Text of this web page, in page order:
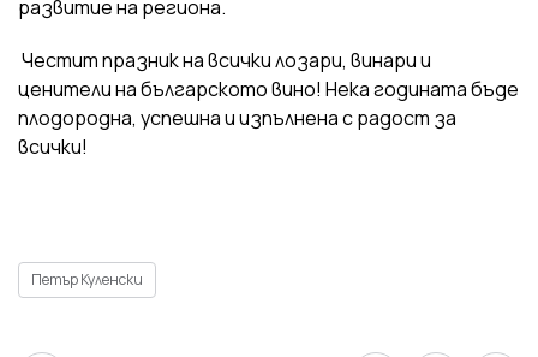
развитие на региона.
Честит празник на всички лозари, винари и
ценители на българското вино! Нека годината бъде
плодородна, успешна и изпълнена с радост за
всички!
Петър Куленски